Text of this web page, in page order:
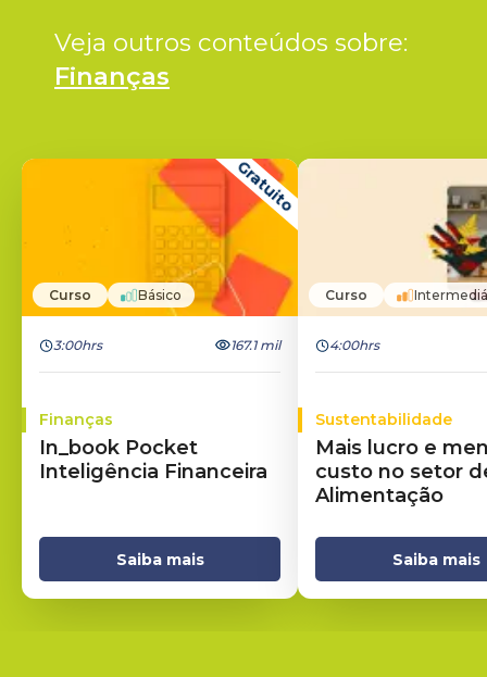
Finanças
Gratuito
Curso Básico
3:00hrs 167.1 mil
Finanças
In_book Pocket
Inteligência Financeira
Saiba mais
Curso
4:00hrs
Sustentabilidade
Mais lucro e
custo no setor
Alimentação
Saiba mais